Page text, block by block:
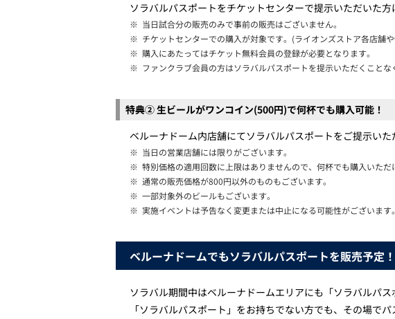
ソラバルパスポートをチケットセンターで提示いただいた
※ 当日試合分の販売のみで事前の販売はございません。
※ チケットセンターでの購入が対象です。(ライオンズストア各店舗
※ 購入にあたってはチケット無料会員の登録が必要となります。
※ ファンクラブ会員の方はソラバルパスポートを提示いただくことな
特典② 生ビールがワンコイン(500円)で何杯でも購入可能！
ベルーナドーム内店舗にてソラバルパスポートをご提示い
※ 当日の営業店舗には限りがございます。
※ 特別価格の適用回数に上限はありませんので、何杯でも購入いただ
※ 通常の販売価格が800円以外のものもございます。
※ 一部対象外のビールもございます。
※ 実施イベントは予告なく変更または中止になる可能性がございます
ベルーナドームでもソラバルパスポートを販売予定
ソラバル期間中はベルーナドームエリアにも「ソラバルパス
「ソラバルパスポート」をお持ちでない方でも、その場で